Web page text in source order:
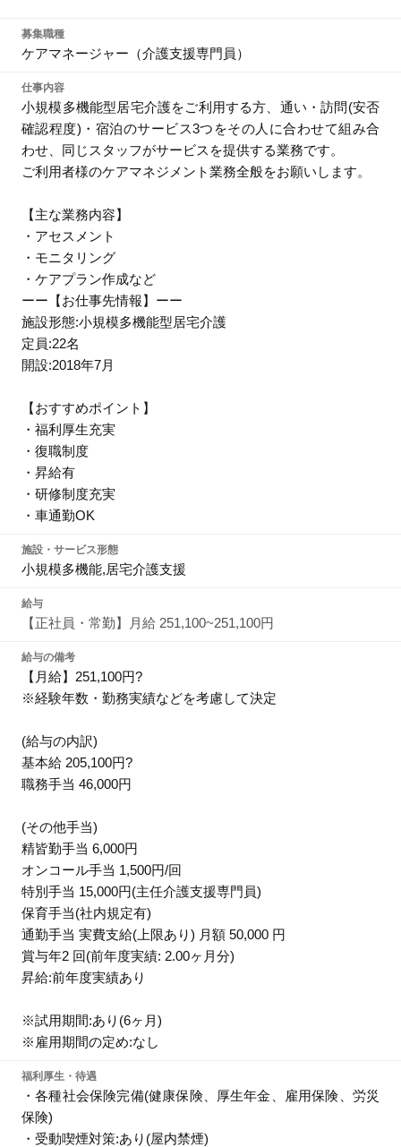
募集職種
ケアマネージャー（介護支援専門員）
仕事内容
小規模多機能型居宅介護をご利用する方、通い・訪問(安否
確認程度)・宿泊のサービス3つをその人に合わせて組み合
わせ、同じスタッフがサービスを提供する業務です。
ご利用者様のケアマネジメント業務全般をお願いします。
【主な業務内容】
・アセスメント
・モニタリング
・ケアプラン作成など
ーー【お仕事先情報】ーー
施設形態:小規模多機能型居宅介護
定員:22名
開設:2018年7月
【おすすめポイント】
・福利厚生充実
・復職制度
・昇給有
・研修制度充実
・車通勤OK
施設・サービス形態
小規模多機能,居宅介護支援
給与
【正社員・常勤】月給 251,100~251,100円
給与の備考
【月給】251,100円?
※経験年数・勤務実績などを考慮して決定
(給与の内訳)
基本給 205,100円?
職務手当 46,000円
(その他手当)
精皆勤手当 6,000円
オンコール手当 1,500円/回
特別手当 15,000円(主任介護支援専門員)
保育手当(社内規定有)
通勤手当 実費支給(上限あり) 月額 50,000 円
賞与年2 回(前年度実績: 2.00ヶ月分)
昇給:前年度実績あり
※試用期間:あり(6ヶ月)
※雇用期間の定め:なし
福利厚生・待遇
・各種社会保険完備(健康保険、厚生年金、雇用保険、労災
保険)
・受動喫煙対策:あり(屋内禁煙)